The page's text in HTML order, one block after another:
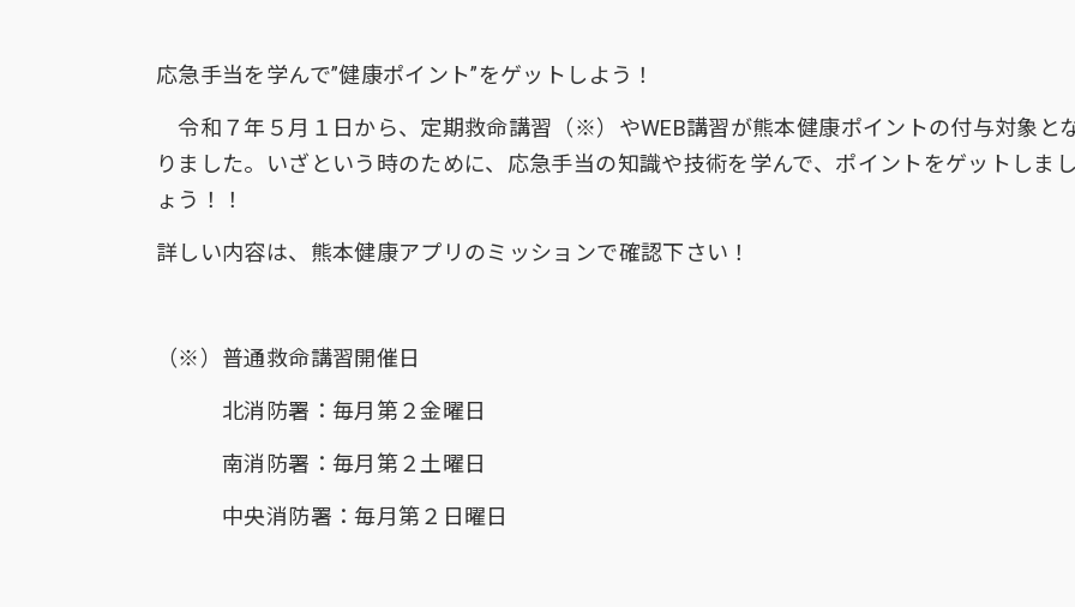
応急手当を学んで”健康ポイント”をゲットしよう！
令和７年５月１日から、定期救命講習（※）やWEB講習が熊本健康ポイントの付与対象と
りました。いざという時のために、応急手当の知識や技術を学んで、ポイントをゲットしま
ょう！！
詳しい内容は、熊本健康アプリのミッションで確認下さい！
（※）普通救命講習開催日
北消防署：毎月第２金曜日
南消防署：毎月第２土曜日
中央消防署：毎月第２日曜日